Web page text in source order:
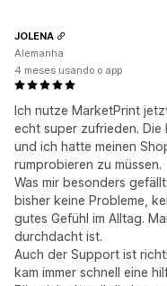
Ich nutze MarketPrint
echt super zufrieden.
und ich hatte meinen
rumprobieren zu müssen.
Was mir besonders
bisher keine Probleme,
gutes Gefühl im Alltag.
durchdacht ist.
Auch der Support ist
kam immer schnell eine
JOLENA
Alemanha
4 meses usando o app